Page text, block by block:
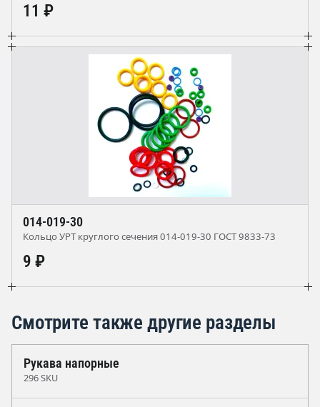
11 ₽
014-019-30
Кольцо УРТ круглого сечения 014-019-30 ГОСТ 9833-73
9 ₽
Смотрите также другие разделы
Рукава напорные
296 SKU